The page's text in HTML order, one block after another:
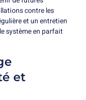
contre les
et un entretien
système en parfait
et